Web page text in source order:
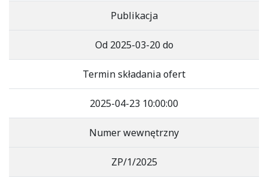
Publikacja
Od 2025-03-20 do
Termin składania ofert
2025-04-23 10:00:00
Numer wewnętrzny
ZP/1/2025